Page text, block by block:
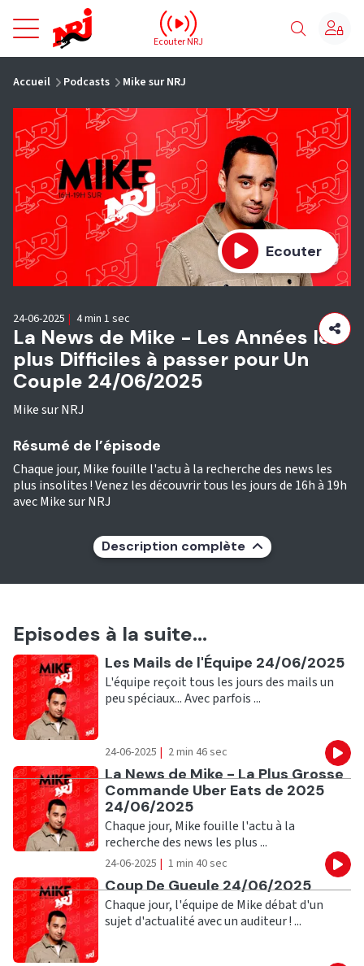
NRJ - Accueil
Ecouter NRJ
Accueil Podcasts Mike sur NRJ
Ecouter
La News de Mike - Les Années les
plus Difficiles à passer pour Un
Couple 24/06/2025
Mike sur NRJ
24-06-2025 | 4 min 1 sec
Résumé de l’épisode
Chaque jour, Mike fouille l'actu à la recherche des news les
plus insolites ! Venez les découvrir tous les jours de 16h à 19h
avec Mike sur NRJ
Description complète
Episodes à la suite...
Ecouter
Les Mails de l'Équipe 24/06/2025
L'équipe reçoit tous les jours des mails un
peu spéciaux... Avec parfois ...
24-06-2025 | 2 min 46 sec
Ecouter
La News de Mike - La Plus Grosse
Commande Uber Eats de 2025
24/06/2025
Chaque jour, Mike fouille l'actu à la
recherche des news les plus ...
24-06-2025 | 1 min 40 sec
Ecouter
Coup De Gueule 24/06/2025
Chaque jour, l'équipe de Mike débat d'un
sujet d'actualité avec un auditeur ! ...